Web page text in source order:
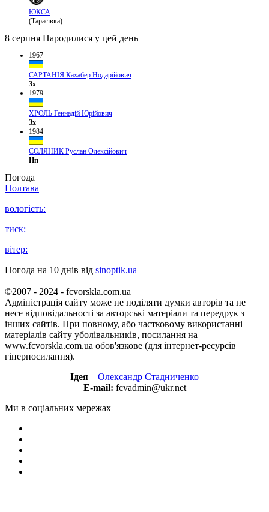
ЮКСА
(Тарасівка)
8 серпня Народилися у цей день
1967
САРТАНІЯ Кахабер Нодарійович
Зх
1979
ХРОЛЬ Геннадій Юрійович
Зх
1984
СОЛЯНИК Руслан Олексійович
Нп
Погода
Полтава
вологість:
тиск:
вітер:
Погода на 10 днів від sinoptik.ua
©2007 - 2024 - fcvorskla.com.ua
Адміністрація сайту може не поділяти думки авторів та не
несе відповідальності за авторські матеріали та передрук з
інших сайтів. При повному, або частковому використанні
матеріалів сайту уболівальників, посилання на
www.fcvorskla.com.ua обов'язкове (для інтернет-ресурсів
гіперпосилання).
Ідея – Олександр Стадниченко
E-mail: fcvadmin@ukr.net
Ми в соціальних мережах